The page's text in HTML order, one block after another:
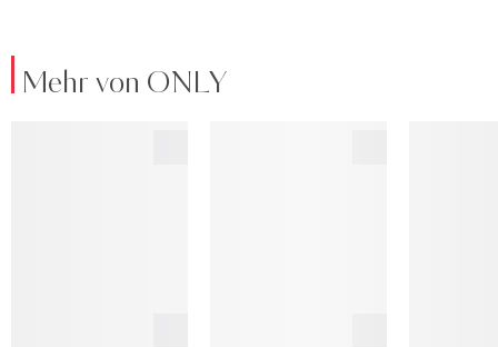
Mehr von ONLY